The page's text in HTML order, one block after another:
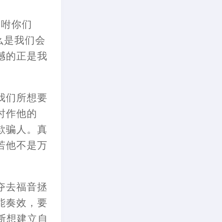
你们
我们会
的正是我
们所想要
作他的
骗人。真
他不是万
去福音拯
奏效 ，要
想建立自